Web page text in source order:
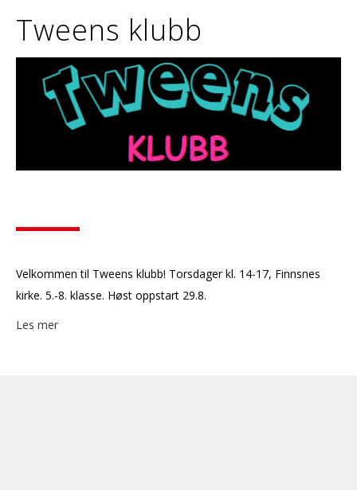
Tweens klubb
Velkommen til Tweens klubb! Torsdager kl. 14-17, Finnsnes
kirke. 5.-8. klasse. Høst oppstart 29.8.
Les mer